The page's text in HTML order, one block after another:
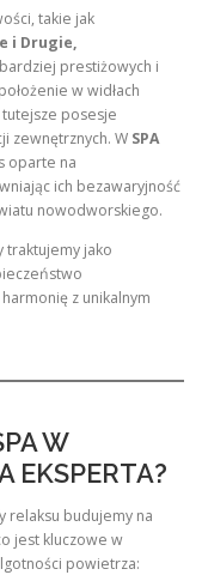
takie jak
i Drugie,
prestiżowych i
w widłach
posesje
zewnętrznych. W SPA
oparte na
ich bezawaryjność
nowodworskiego.
traktujemy jako
z unikalnym
W
EKSPERTA?
relaksu budujemy na
jest kluczowe w
powietrza: